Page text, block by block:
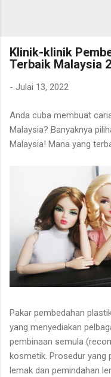
Klinik-klinik
Terbaik Malaysia
- Julai 13, 2022
Anda cuba membuat
Malaysia? Banyaknya
Malaysia! Mana yang
Pakar pembedahan
yang menyediakan
pembinaan semula
kosmetik. Prosedur yang
lemak dan pemindahan